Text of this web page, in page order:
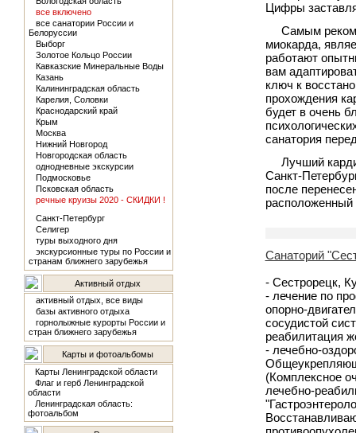
все включено
все санатории России и
Белоруссии
Выборг
Золотое Кольцо России
Кавказские Минеральные Воды
Казань
Калининградская область
Карелия, Соловки
Краснодарский край
Крым
Москва
Нижний Новгород
Новгородская область
однодневные экскурсии
Подмосковье
Псковская область
речные круизы 2020 - СКИДКИ !
Санкт-Петербург
Селигер
туры выходного дня
экскурсионные туры по России и
странам ближнего зарубежья
Активный отдых
активный отдых, все виды
базы активного отдыха
горнолыжные курорты России и
стран ближнего зарубежья
Карты и фотоальбомы
Карты Ленинградской области
Флаг и герб Ленинградской
области
Ленинградская область:
фотоальбом
Цифры
Самым
миокарда,
работают
вам
ключ к
прохождения
будет в очень
санатория
Лучший
Санкт-
после
расположенный
Санаторий
- Сестрорецк,
- лечение по
опорно-
сосудистой
реабилитация
- лечебно-
(Комплексное
лечебно-